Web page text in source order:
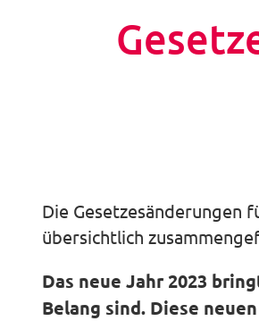
Die Gesetzesänderungen
übersichtlich
Das neue Jahr 2023
Belang sind. Diese